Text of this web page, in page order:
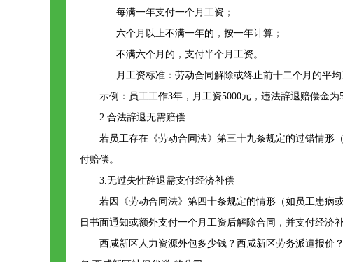
每满一年支付一个月工资；
六个月以上不满一年的，按一年计算；
不满六个月的，支付半个月工资。
月工资标准‌：劳动合同解除或终止前十二个月的平均
示例‌：员工工作3年，月工资5000元，违法辞退赔偿金为
‌2.合法辞退无需赔偿‌
若员工存在《劳动合同法》第三十九条规定的过错情形
付赔偿。
‌3.无过失性辞退需支付经济补偿‌
若因《劳动合同法》第四十条规定的情形（如员工患病
日书面通知或额外支付一个月工资后解除合同，并支付经济
西咸新区人力资源外包多少钱？西咸新区劳务派遣报价